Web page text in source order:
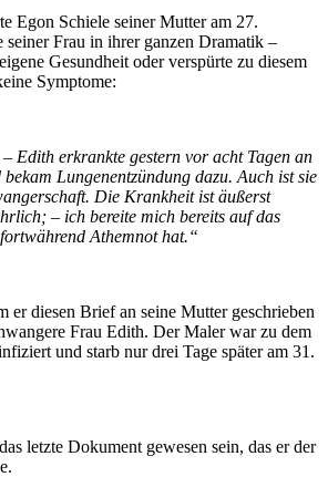
Egon Schiele seiner Mutter am 27.
Frau in ihrer ganzen Dramatik –
Gesundheit oder verspürte zu diesem
Symptome:
– Edith erkrankte gestern vor acht Tagen an
Lungenentzündung dazu. Auch ist sie
Die Krankheit ist äußerst
– ich bereite mich bereits auf das
Athemnot hat.“
er diesen Brief an seine Mutter geschrieben
Frau Edith. Der Maler war zu dem
und starb nur drei Tage später am 31.
letzte Dokument gewesen sein, das er der